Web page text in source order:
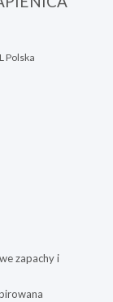
Polska
zapachy i